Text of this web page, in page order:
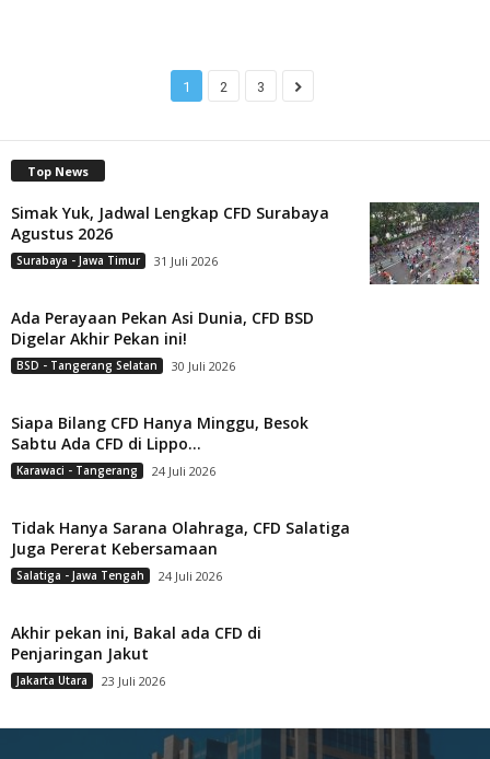
1 2 3
Top News
Simak Yuk, Jadwal Lengkap CFD Surabaya
Agustus 2026
Surabaya - Jawa Timur 31 Juli 2026
Ada Perayaan Pekan Asi Dunia, CFD BSD
Digelar Akhir Pekan ini!
BSD - Tangerang Selatan 30 Juli 2026
Siapa Bilang CFD Hanya Minggu, Besok
Sabtu Ada CFD di Lippo...
Karawaci - Tangerang 24 Juli 2026
Tidak Hanya Sarana Olahraga, CFD Salatiga
Juga Pererat Kebersamaan
Salatiga - Jawa Tengah 24 Juli 2026
Akhir pekan ini, Bakal ada CFD di
Penjaringan Jakut
Jakarta Utara 23 Juli 2026